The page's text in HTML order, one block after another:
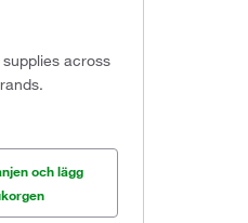
across
och lägg